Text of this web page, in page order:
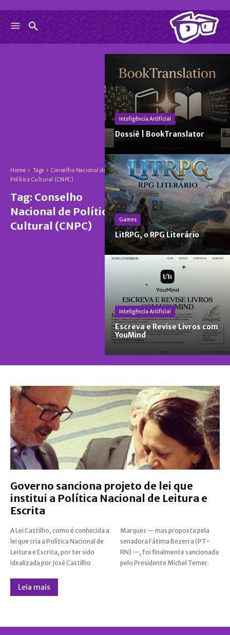
Home Tags
Conselho Nacional de
Política Cultural (CNPC)
Tag: Conselho
Nacional de Política
Cultural (CNPC)
Inteligência Artificial
Dossiê | BookTranslator
Games
LitRPG, o RPG Literário
Inteligência Artificial
Escreva e Revise Livros com
YouMind
Governo sanciona projeto de lei que
institui a Política Nacional de Leitura e
Escrita
A Lei Castilho, como é conhecida a
lei que cria a Política Nacional de
Leitura e Escrita, por ter sido
idealizada por José Castilho
Marques — mas proposta pela
senadora Fátima Bezerra (PT-
RN) —, foi finalmente sancionada
pelo Presidente Michel Temer.
Leia mais